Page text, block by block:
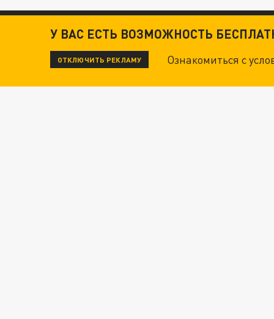
У ВАС ЕСТЬ ВОЗМОЖНОСТЬ
ОТКЛЮЧИТЬ РЕКЛАМУ Ознакомиться с